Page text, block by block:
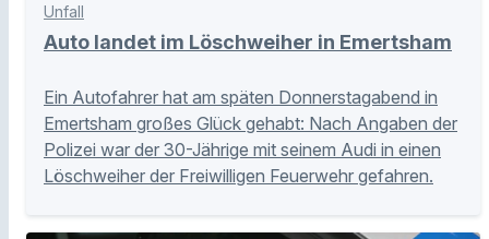
Unfall
Auto landet im Löschweiher in Emertsham
Ein Autofahrer hat am späten Donnerstagabend in
Emertsham großes Glück gehabt: Nach Angaben der
Polizei war der 30-Jährige mit seinem Audi in einen
Löschweiher der Freiwilligen Feuerwehr gefahren.